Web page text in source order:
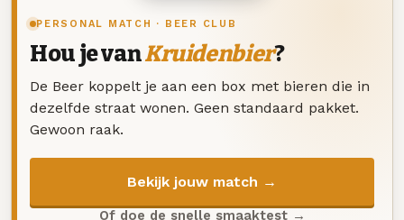
PERSONAL MATCH · BEER CLUB
Hou je vanKruidenbier?
De Beer koppelt je aan een box met bieren die in
dezelfde straat wonen. Geen standaard pakket.
Gewoon raak.
Bekijk jouw match →
Of doe de snelle smaaktest →